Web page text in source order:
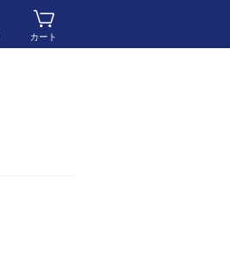
カート